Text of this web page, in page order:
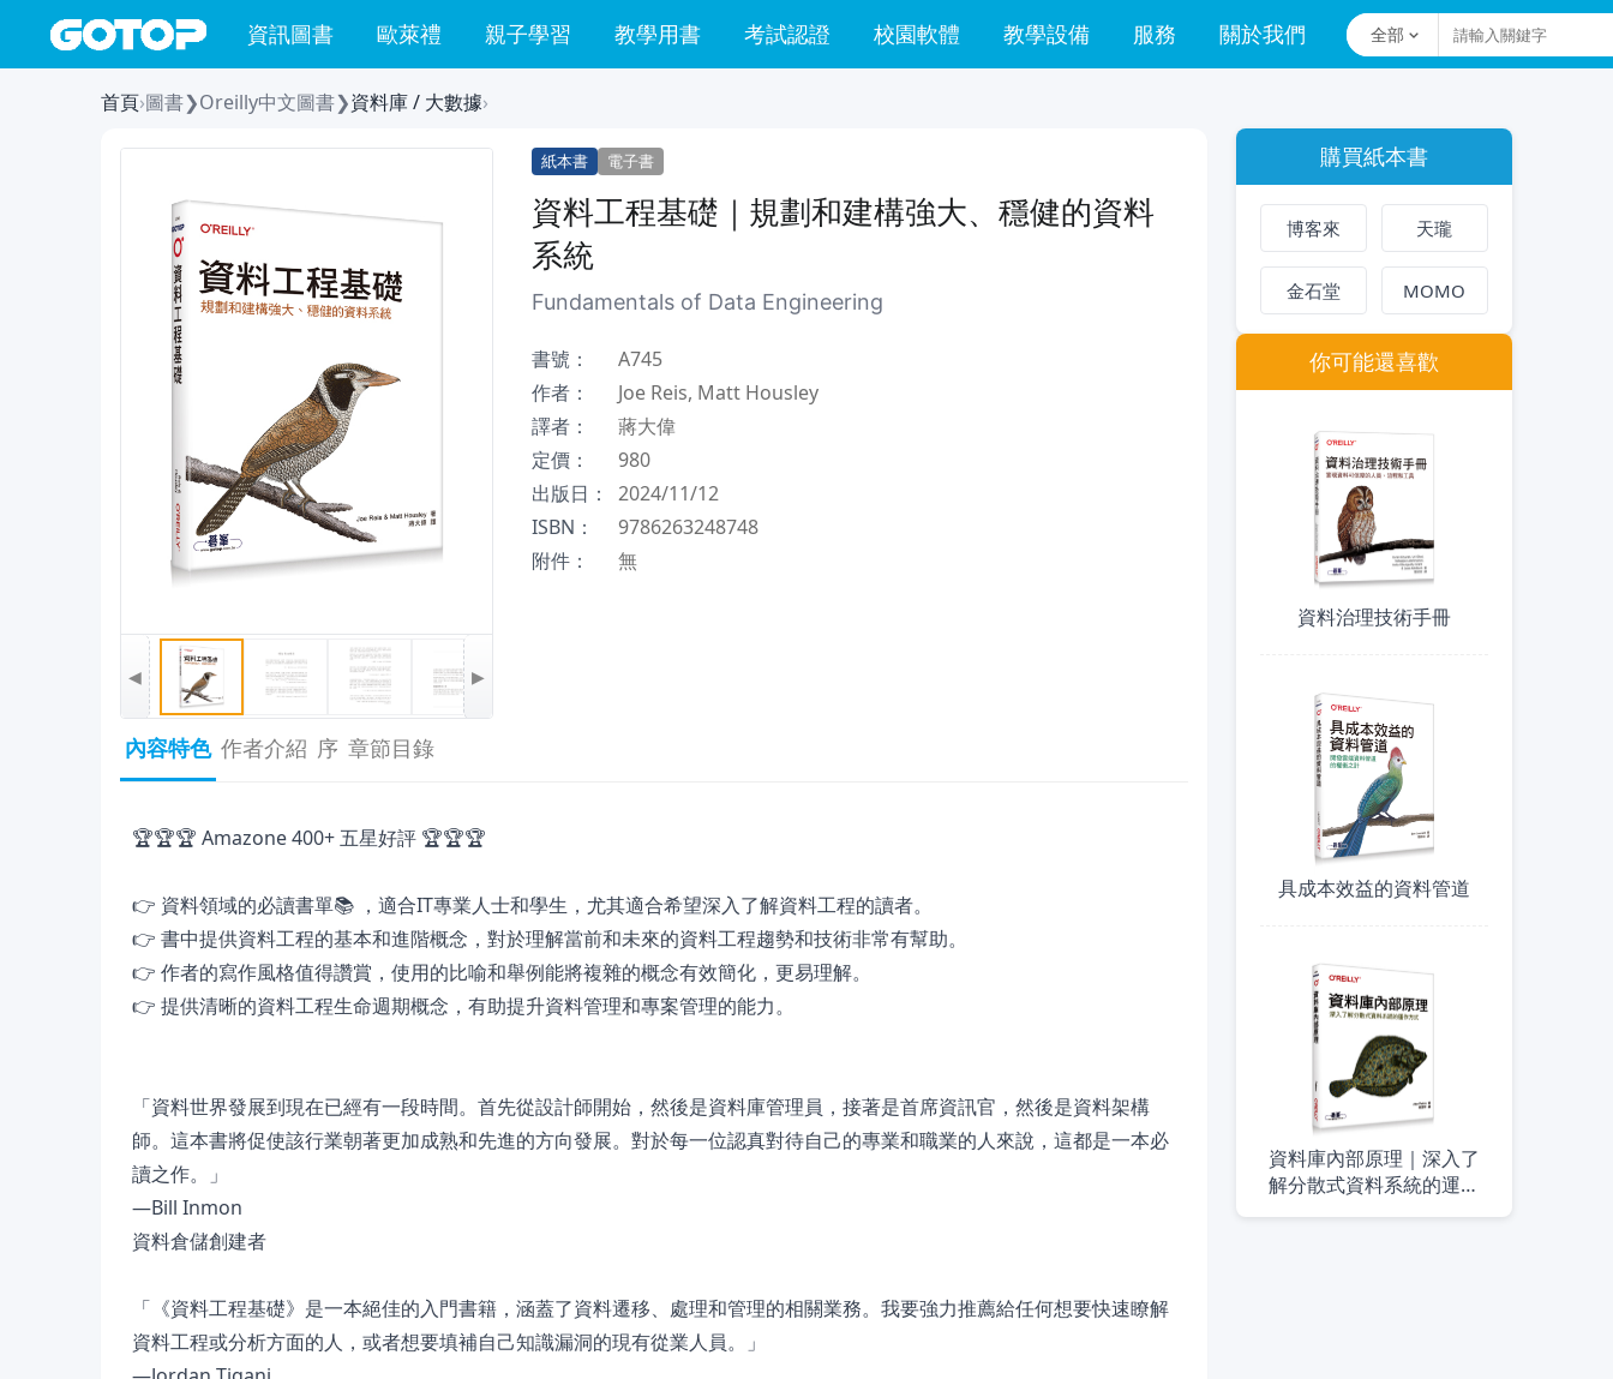
資訊圖書 歐萊禮 親子學習 教學用書 考試認證 校園軟體 教學設備 服務 關於我們 全部
首頁›圖書❯Oreilly中文圖書❯資料庫 / 大數據›
◀ ▶
紙本書 電子書
資料工程基礎｜規劃和建構強大、穩健的資料
系統
Fundamentals of Data Engineering
書號：
A745
作者：
Joe Reis, Matt Housley
譯者：
蔣大偉
定價：
980
出版日：
2024/11/12
ISBN：
9786263248748
附件：
無
內容特色 作者介紹 序 章節目錄
🏆🏆🏆 Amazone 400+ 五星好評 🏆🏆🏆
👉 資料領域的必讀書單📚 ，適合IT專業人士和學生，尤其適合希望深入了解資料工程的讀者。
👉 書中提供資料工程的基本和進階概念，對於理解當前和未來的資料工程趨勢和技術非常有幫助。
👉 作者的寫作風格值得讚賞，使用的比喻和舉例能將複雜的概念有效簡化，更易理解。
👉 提供清晰的資料工程生命週期概念，有助提升資料管理和專案管理的能力。
「資料世界發展到現在已經有一段時間。首先從設計師開始，然後是資料庫管理員，接著是首席資訊官，然後是資料架構
師。這本書將促使該行業朝著更加成熟和先進的方向發展。對於每一位認真對待自己的專業和職業的人來說，這都是一本必
讀之作。」
—Bill Inmon
資料倉儲創建者
「《資料工程基礎》是一本絕佳的入門書籍，涵蓋了資料遷移、處理和管理的相關業務。我要強力推薦給任何想要快速瞭解
資料工程或分析方面的人，或者想要填補自己知識漏洞的現有從業人員。」
購買紙本書
博客來 天瓏
金石堂 MOMO
你可能還喜歡
資料治理技術手冊
具成本效益的資料管道
資料庫內部原理｜深入了
解分散式資料系統的運作
方式